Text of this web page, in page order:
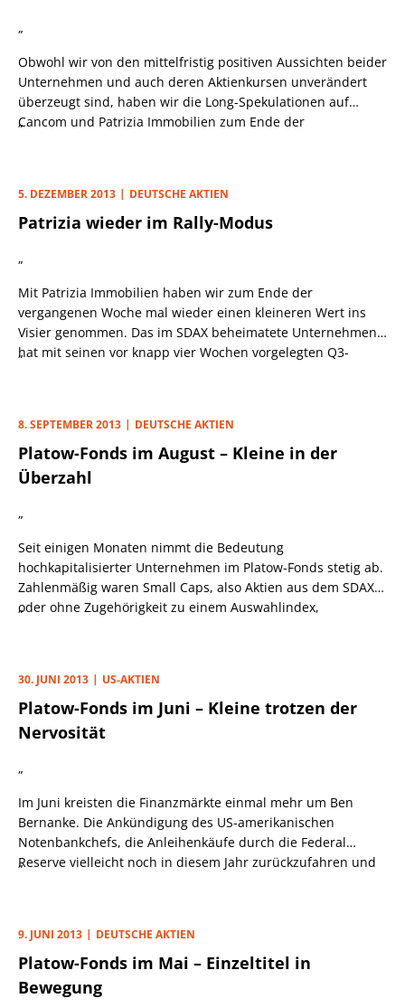
„
Obwohl wir von den mittelfristig positiven Aussichten beider
Unternehmen und auch deren Aktienkursen unverändert
überzeugt sind, haben wir die Long-Spekulationen auf
Cancom und Patrizia Immobilien zum Ende der
Belastungsfaktoren für die Aktienkurse beider
Gesellschaften eingeräumt hatten.
„
5. DEZEMBER 2013 DEUTSCHE AKTIEN
Patrizia wieder im Rally-Modus
„
Mit Patrizia Immobilien haben wir zum Ende der
vergangenen Woche mal wieder einen kleineren Wert ins
Visier genommen. Das im SDAX beheimatete Unternehmen
hat mit seinen vor knapp vier Wochen vorgelegten Q3-
angestrebten Jahresziels von „mindestens 47 Mio. Euro“
eingefahren waren. Trotzdem zeigt sich der Vorstand
zuversichtlich, die gesteckten Ziele bis Ende Dezember zu
Zusammenhang auf „aussichtsreiche Verhandlungen“.
Dadurch konnte bei der Aktie ein Kursrutsch wahrscheinlich
verhindert werden.
„
8. SEPTEMBER 2013 DEUTSCHE AKTIEN
Platow-Fonds im August – Kleine in der
Überzahl
„
Seit einigen Monaten nimmt die Bedeutung
hochkapitalisierter Unternehmen im Platow-Fonds stetig ab.
Zahlenmäßig waren Small Caps, also Aktien aus dem SDAX
oder ohne Zugehörigkeit zu einem Auswahlindex,
Positionen nicht geeignet. Inzwischen hat ihr Anteil,
bezogen auf das gesamte Fondsvolumen, aber doch schon
ein recht stattliches Niveau erreicht.
„
30. JUNI 2013 US-AKTIEN
Platow-Fonds im Juni – Kleine trotzen der
Nervosität
„
Im Juni kreisten die Finanzmärkte einmal mehr um Ben
Bernanke. Die Ankündigung des US-amerikanischen
Notenbankchefs, die Anleihenkäufe durch die Federal
Reserve vielleicht noch in diesem Jahr zurückzufahren und
nervös nach Anzeichen für eine Zinswende Ausschau
hielten.
„
9. JUNI 2013 DEUTSCHE AKTIEN
Platow-Fonds im Mai – Einzeltitel in
Bewegung